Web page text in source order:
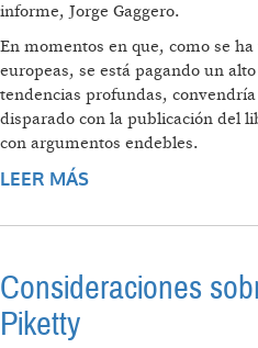
informe, Jorge Gaggero.
En momentos en que, como se
europeas, se está pagando un
tendencias profundas,
disparado con la publicación del
con argumentos endebles.
LEER MÁS
Consideraciones
Piketty